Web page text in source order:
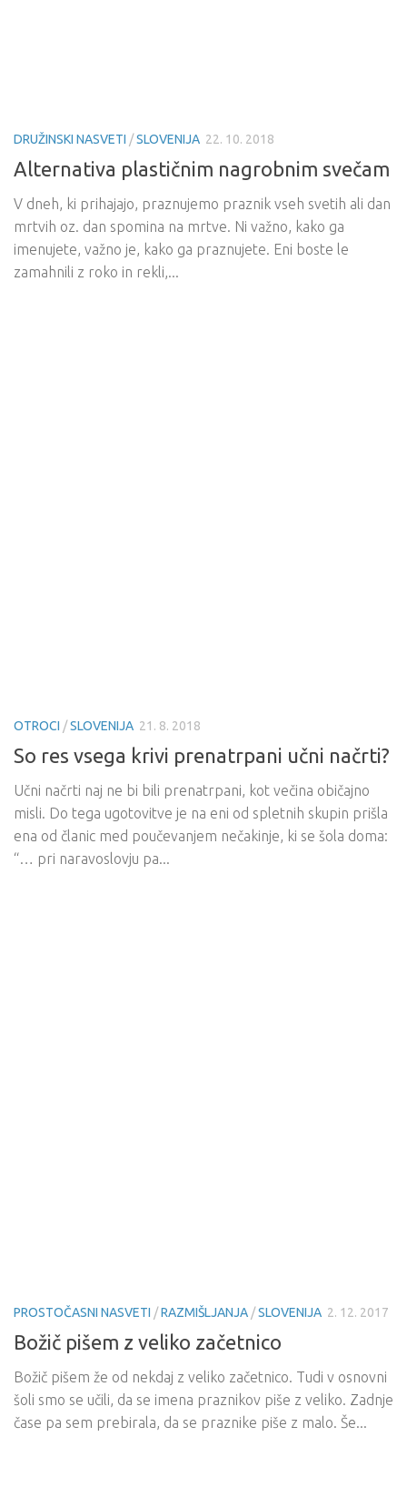
DRUŽINSKI NASVETI /SLOVENIJA 22. 10. 2018
Alternativa plastičnim nagrobnim svečam
V dneh, ki prihajajo, praznujemo praznik vseh svetih ali dan
mrtvih oz. dan spomina na mrtve. Ni važno, kako ga
imenujete, važno je, kako ga praznujete. Eni boste le
zamahnili z roko in rekli,...
OTROCI /SLOVENIJA 21. 8. 2018
So res vsega krivi prenatrpani učni načrti?
Učni načrti naj ne bi bili prenatrpani, kot večina običajno
misli. Do tega ugotovitve je na eni od spletnih skupin prišla
ena od članic med poučevanjem nečakinje, ki se šola doma:
“… pri naravoslovju pa...
PROSTOČASNI NASVETI /RAZMIŠLJANJA /SLOVENIJA 2. 12. 2017
Božič pišem z veliko začetnico
Božič pišem že od nekdaj z veliko začetnico. Tudi v osnovni
šoli smo se učili, da se imena praznikov piše z veliko. Zadnje
čase pa sem prebirala, da se praznike piše z malo. Še...